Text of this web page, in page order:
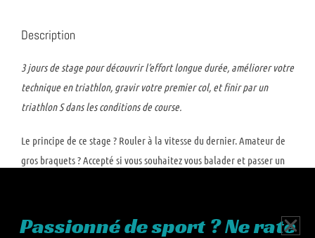
Description
3 jours de stage pour découvrir l’effort longue durée, améliorer votre
technique en triathlon, gravir votre premier col, et finir par un
triathlon S dans les conditions de course.
Le principe de ce stage ? Rouler à la vitesse du dernier. Amateur de
gros braquets ? Accepté si vous souhaitez vous balader et passer un
Vous avez souvent peur de rouler à la sortie club car on vous laisse
Passionné de sport ? Ne rate